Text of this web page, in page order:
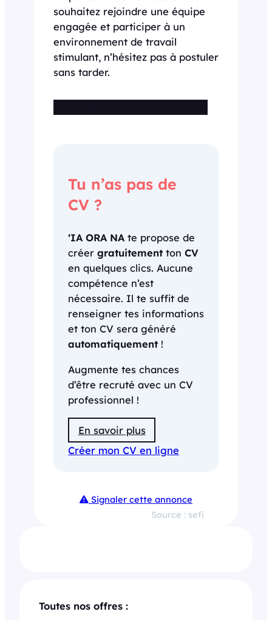
souhaitez rejoindre une équipe
engagée et participer à un
environnement de travail
stimulant, n’hésitez pas à postuler
sans tarder.
Tu n’as pas de
CV ?
‘IA ORA NA te propose de
créer gratuitementton CV
en quelques clics. Aucune
compétence n’est
nécessaire. Il te suffit de
renseigner tes informations
et ton CV sera généré
automatiquement!
Augmente tes chances
d’être recruté avec un CV
professionnel !
En savoir plus
Créer mon CV en ligne
Signaler cette annonce
Source : sefi
Toutes nos offres :